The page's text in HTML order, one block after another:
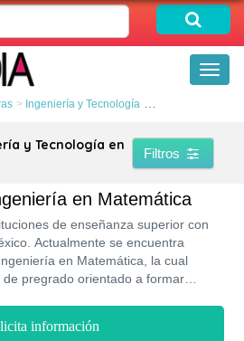
Ingeniería y Tecnología Gustavo A.
y Tecnología en
Filtros
en Matemática
de enseñanza superior con
Actualmente se encuentra
en Matemática, la cual
pregrado orientado a formar
de problemas industriales,
información